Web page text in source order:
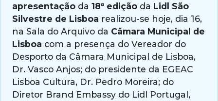
apresentação da 18ª edição da Lidl São
Silvestre de Lisboa realizou-se hoje, dia 16,
na Sala do Arquivo da Câmara Municipal de
Lisboa com a presença do Vereador do
Desporto da Câmara Municipal de Lisboa,
Dr. Vasco Anjos; do presidente da EGEAC
Lisboa Cultura, Dr. Pedro Moreira; do
Diretor Brand Embassy do Lidl Portugal,